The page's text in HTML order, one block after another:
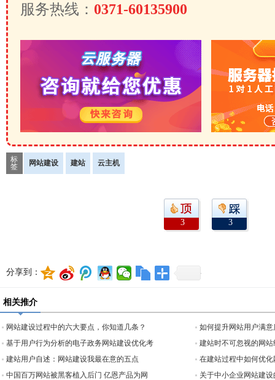
服务热线： 0371-60135900
标
签
网站建设 建站 云主机
3 3
分享到：
相关推介
网站建设过程中的六大要点，你知道几条？
基于用户行为分析的电子政务网站建设优化考
建站用户自述：网站建设我最在意的五点
中国百万网站被黑客植入后门 亿恩产品为网
如何提升网站用户满意
建站时不可忽视的网站
在建站过程中如何优化
关于中小企业网站建